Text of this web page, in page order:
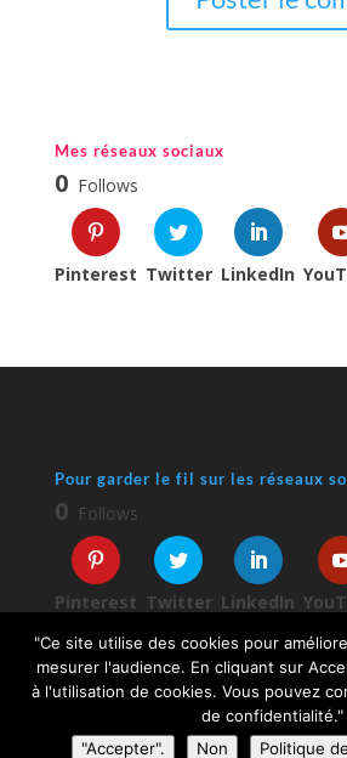
Mes réseaux sociaux
0 Follows
Pinterest Twitter LinkedIn
Pour garder le fil sur les réseaux
0 Follows
Pinterest Twitter LinkedIn
"Ce site utilise des cookies pour
mesurer l'audience. En cliquant sur
à l'utilisation de cookies. Vous pouvez
de confidentialité."
"Accepter".
Non Politique